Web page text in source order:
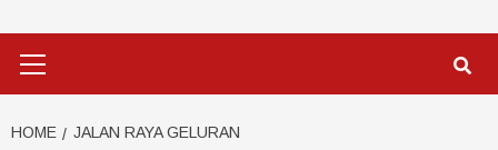
HOME JALAN RAYA GELURAN